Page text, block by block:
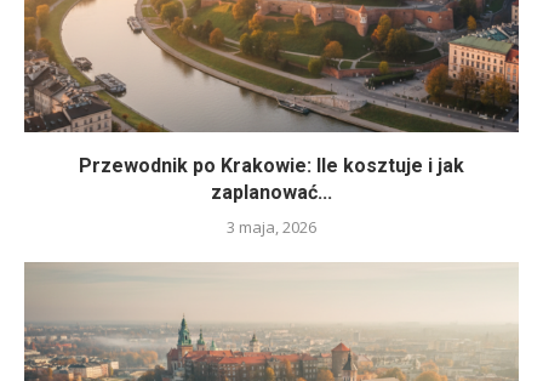
Przewodnik po Krakowie: Ile kosztuje i jak
zaplanować...
3 maja, 2026